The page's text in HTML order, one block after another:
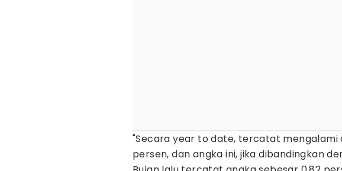
"Secara year to date, tercatat mengalami
persen, dan angka ini, jika dibandingkan